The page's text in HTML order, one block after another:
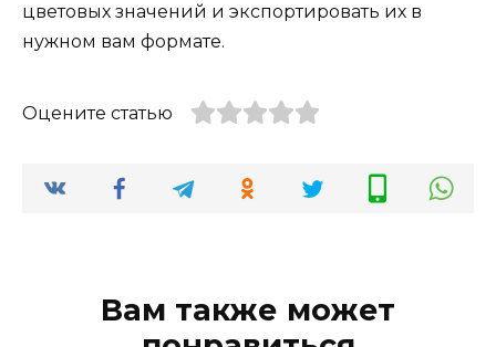
цветовых значений и экспортировать их в
нужном вам формате.
Оцените статью
Вам также может